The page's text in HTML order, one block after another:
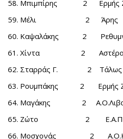
Μπιμπίρης 2 Ερμής
Μέλι 2 Άρης
Καψαλάκης 2
Χίντα 2 Αστέρας
Σταρράς Γ. 2 Τάλως
Ρουμπάκης 2 Ερμής
Μαγάκης 2
Ζώτο 2
Μοσχονάς 2